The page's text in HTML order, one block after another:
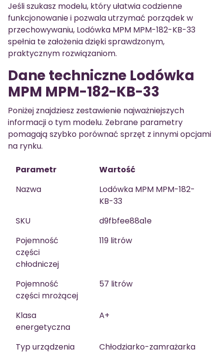
Jeśli szukasz modelu, który ułatwia codzienne
funkcjonowanie i pozwala utrzymać porządek w
przechowywaniu, Lodówka MPM MPM-182-KB-33
spełnia te założenia dzięki sprawdzonym,
praktycznym rozwiązaniom.
Dane techniczne Lodówka
MPM MPM-182-KB-33
Poniżej znajdziesz zestawienie najważniejszych
informacji o tym modelu. Zebrane parametry
pomagają szybko porównać sprzęt z innymi opcjami
na rynku.
Parametr
Wartość
Nazwa
Lodówka MPM MPM-182-
KB-33
SKU
d9fbfee88a1e
Pojemność
części
chłodniczej
119 litrów
Pojemność
części mrożącej
57 litrów
Klasa
energetyczna
A+
Typ urządzenia
Chłodziarko-zamrażarka